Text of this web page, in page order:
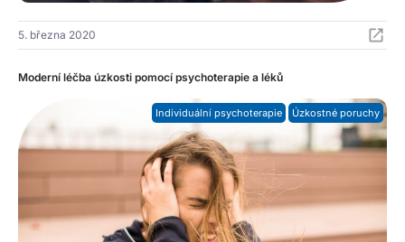
5. března 2020
Moderní léčba úzkosti pomocí psychoterapie a léků
Individuální psychoterapie Úzkostné poruchy